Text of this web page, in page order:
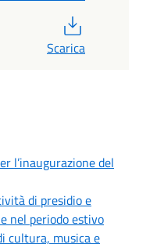
Scarica
l’inaugurazione del
di presidio e
nel periodo estivo
cultura, musica e